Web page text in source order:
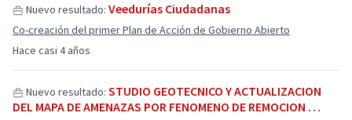
Hace casi 4 años
Nuevo resultado: Veedurías Ciudadanas
Co-creación del primer Plan de Acción de Gobierno Abierto
Nuevo resultado: STUDIO GEOTECNICO Y ACTUALIZACION
DEL MAPA DE AMENAZAS POR FENOMENO DE REMOCION …